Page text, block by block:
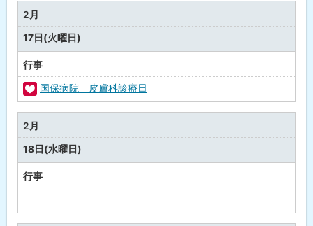
な
し
2月
17日(火曜日)
行事
福
祉
・
健
康
国保病院 皮膚科診療日
2月
18日(水曜日)
行事
定